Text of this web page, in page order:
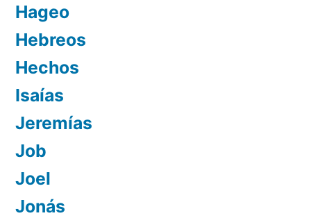
Hageo
Hebreos
Hechos
Isaías
Jeremías
Job
Joel
Jonás